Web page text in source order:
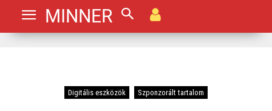
MINNER
Digitális eszközök Szponzorált tartalom